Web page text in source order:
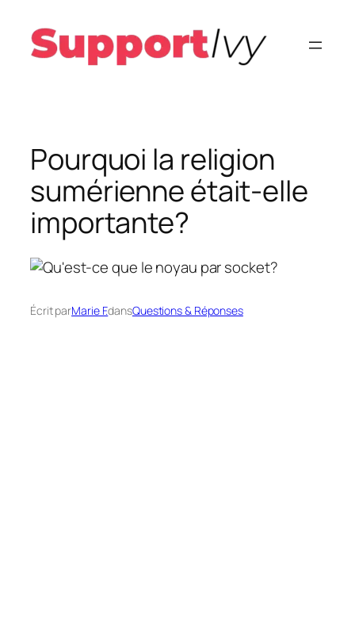
contenu
Pourquoi la religion
sumérienne était-elle
importante?
Écrit parMarie F.dansQuestions & Réponses